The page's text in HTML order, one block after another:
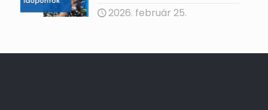
2026. február 25.